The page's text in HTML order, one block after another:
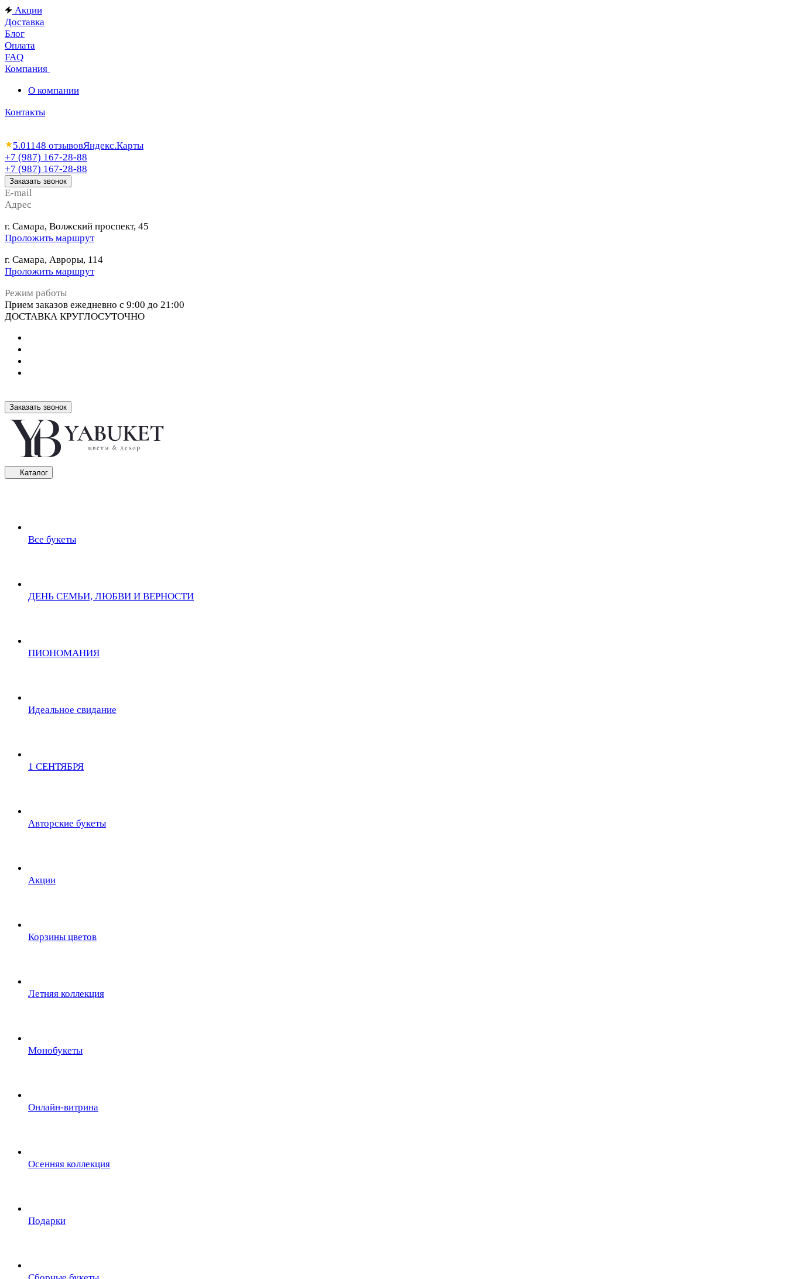
Акции
Доставка
Блог
Оплата
FAQ
Компания
О компании
Контакты
5.01148 отзывовЯндекс.Карты
+7 (987) 167-28-88
+7 (987) 167-28-88
Заказать звонок
E-mail
Адрес
г. Самара, Волжский проспект, 45
Проложить маршрут
г. Самара, Авроры, 114
Проложить маршрут
Режим работы
Прием заказов ежедневно с 9:00 до 21:00
ДОСТАВКА КРУГЛОСУТОЧНО
Заказать звонок
Каталог
Все букеты
ДЕНЬ СЕМЬИ, ЛЮБВИ И ВЕРНОСТИ
ПИОНОМАНИЯ
Идеальное свидание
1 СЕНТЯБРЯ
Авторские букеты
Акции
Корзины цветов
Летняя коллекция
Монобукеты
Онлайн-витрина
Осенняя коллекция
Подарки